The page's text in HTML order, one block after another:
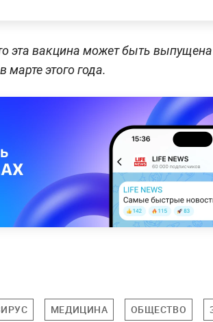
эта вакцина может быть
марте этого года.
МЕДИЦИНА ОБЩЕСТВО